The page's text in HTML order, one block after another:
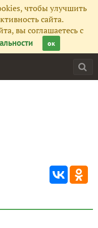
чтобы улучшить
сайта.
вы соглашаетесь с
ок